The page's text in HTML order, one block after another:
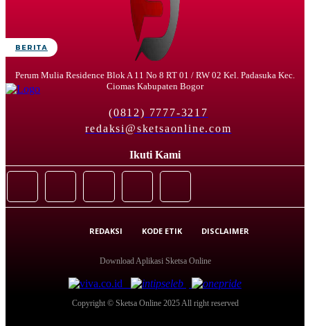
BERITA
Perum Mulia Residence Blok A 11 No 8 RT 01 / RW 02 Kel. Padasuka Kec.
Ciomas Kabupaten Bogor
(0812) 7777-3217
redaksi@sketsaonline.com
Ikuti Kami
REDAKSI KODE ETIK DISCLAIMER
Download Aplikasi Sketsa Online
Copyright © Sketsa Online 2025 All right reserved